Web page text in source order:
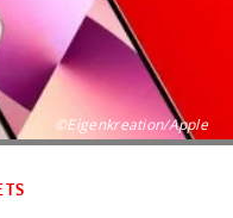
©Eigenkreation/Apple